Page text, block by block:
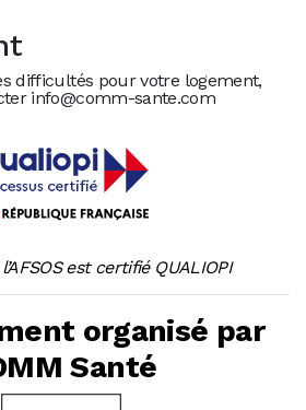
difficultés pour votre logement,
info@comm-sante.com
est certifié QUALIOPI
organisé par
Santé